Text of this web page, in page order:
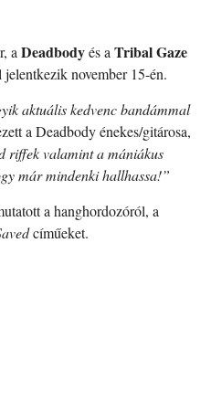
a Deadbodyés a Tribal Gaze
november 15-én.
aktuális kedvenc bandámmal
a Deadbody énekes/gitárosa,
riffek valamint a mániákus
már mindenki hallhassa!”
a hanghordozóról, a
címűeket.